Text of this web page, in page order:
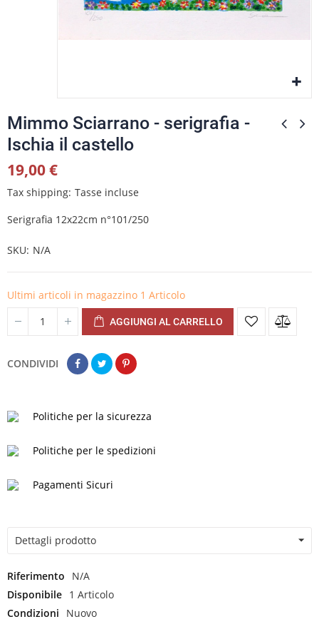
Mimmo Sciarrano - serigrafia -
Ischia il castello
19,00 €
Tax shipping Tasse incluse
Serigrafia 12x22cm n°101/250
SKU N/A
Ultimi articoli in magazzino 1 Articolo
AGGIUNGI AL CARRELLO
CONDIVIDI
Politiche per la sicurezza
Politiche per le spedizioni
Pagamenti Sicuri
Dettagli prodotto
Riferimento
N/A
Disponibile 1 Articolo
Condizioni
Nuovo